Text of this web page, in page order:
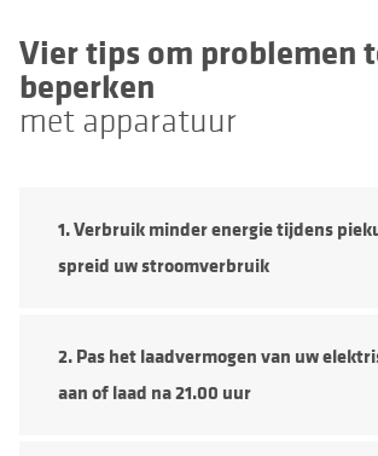
Vier tips om problemen te
beperken
met apparatuur
1. Verbruik minder energie tijdens
spreid uw stroomverbruik
2. Pas het laadvermogen van uw
aan of laad na 21.00 uur